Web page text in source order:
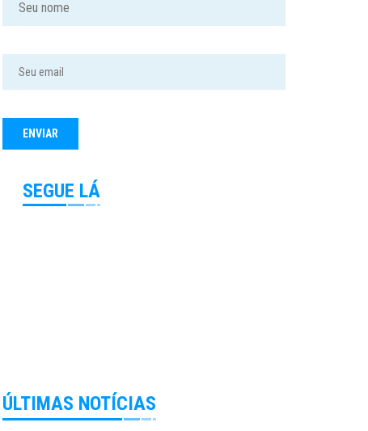
SEGUE LÁ
ÚLTIMAS NOTÍCIAS